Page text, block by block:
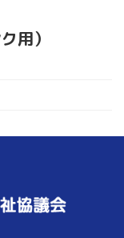
用）